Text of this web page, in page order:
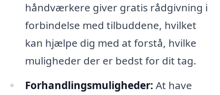
håndværkere giver gratis rådgivning i
forbindelse med tilbuddene, hvilket
kan hjælpe dig med at forstå, hvilke
muligheder der er bedst for dit tag.
Forhandlingsmuligheder: At have